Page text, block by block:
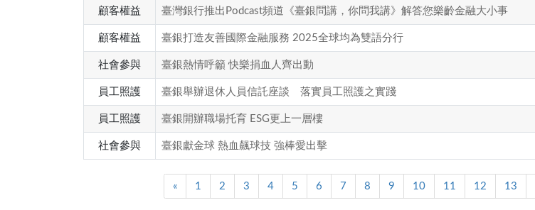
顧客權益 臺灣銀行推出Podcast頻道《臺銀問講，你問我講》解答您樂齡金融大小事
顧客權益 臺銀打造友善國際金融服務 2025全球均為雙語分行
社會參與 臺銀熱情呼籲 快樂捐血人齊出動
員工照護 臺銀舉辦退休人員信託座談 落實員工照護之實踐
員工照護 臺銀開辦職場托育 ESG更上一層樓
社會參與 臺銀獻金球 熱血飆球技 強棒愛出擊
« 1 2 3 4 5 6 7 8 9 10 11 12 13